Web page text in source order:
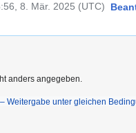
8. Mär. 2025 (UTC)
anders angegeben.